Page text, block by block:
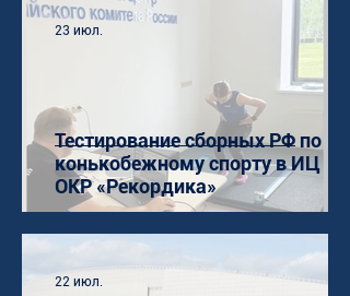
Тестирование сборных РФ по
конькобежному спорту в ИЦ
ОКР «Рекордика»
23 июл.
22 июл.